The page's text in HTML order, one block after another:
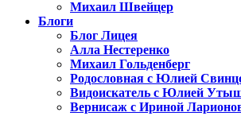
Михаил Швейцер
Блоги
Блог Лицея
Алла Нестеренко
Михаил Гольденберг
Родословная с Юлией
Видоискатель с Юлией
Вернисаж с Ириной